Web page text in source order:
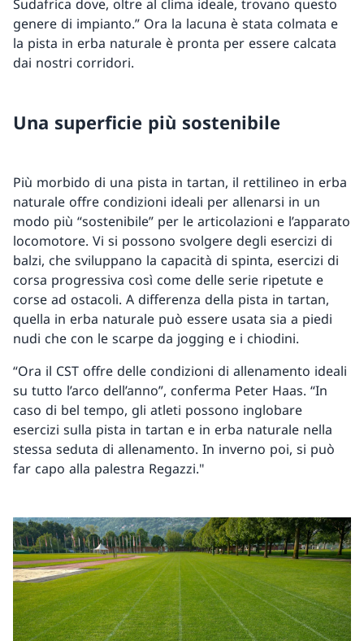
Sudafrica dove, oltre al clima ideale, trovano questo
genere di impianto.” Ora la lacuna è stata colmata e
la pista in erba naturale è pronta per essere calcata
dai nostri corridori.
Una superficie più sostenibile
Più morbido di una pista in tartan, il rettilineo in erba
naturale offre condizioni ideali per allenarsi in un
modo più “sostenibile” per le articolazioni e l’apparato
locomotore. Vi si possono svolgere degli esercizi di
balzi, che sviluppano la capacità di spinta, esercizi di
corsa progressiva così come delle serie ripetute e
corse ad ostacoli. A differenza della pista in tartan,
quella in erba naturale può essere usata sia a piedi
nudi che con le scarpe da jogging e i chiodini.
“Ora il CST offre delle condizioni di allenamento ideali
su tutto l’arco dell’anno”, conferma Peter Haas. “In
caso di bel tempo, gli atleti possono inglobare
esercizi sulla pista in tartan e in erba naturale nella
stessa seduta di allenamento. In inverno poi, si può
far capo alla palestra Regazzi."